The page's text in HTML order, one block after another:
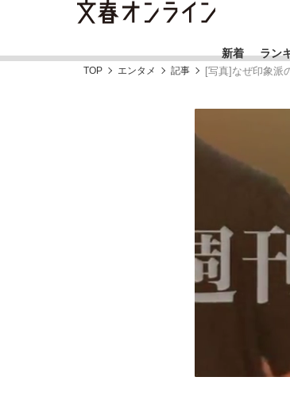
新着 ラン
「90%は失敗する。でも…」
終戦から81年
#
#
TOP エンタメ 記事 [写真]なぜ印象派